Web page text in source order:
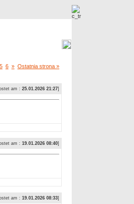
5 6 » Ostatnia strona »
am : 25.01.2026 21:27]
am : 19.01.2026 08:40]
am : 19.01.2026 08:33]